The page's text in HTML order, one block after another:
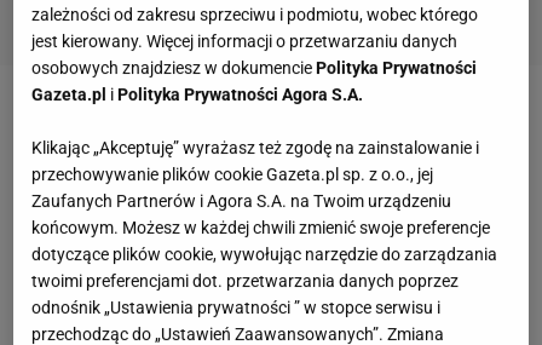
Urban był zadowolony z goli stoperów. Całokształt
gry jednak go nie cieszy
Jeszcze przed zgrupowaniem Urban zapowiadał, że
wykorzysta mecze towarzyskie do sprawdzenia
zależności od zakresu sprzeciwu i podmiotu, wobec którego
jest kierowany. Więcej informacji o przetwarzaniu danych
osobowych znajdziesz w dokumenciePolityka Prywatności
Gazeta.pl iPolityka Prywatności Agora S.A.
Klikając „Akceptuję” wyrażasz też zgodę na zainstalowanie i
przechowywanie plików cookie Gazeta.pl sp. z o.o., jej
Zaufanych Partnerów i Agora S.A. na Twoim urządzeniu
końcowym. Możesz w każdej chwili zmienić swoje preferencje
dotyczące plików cookie, wywołując narzędzie do zarządzania
twoimi preferencjami dot. przetwarzania danych poprzez
odnośnik „Ustawienia prywatności ” w stopce serwisu i
przechodząc do „Ustawień Zaawansowanych”. Zmiana